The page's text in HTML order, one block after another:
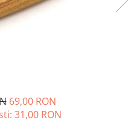
69,00 RON
31,00 RON